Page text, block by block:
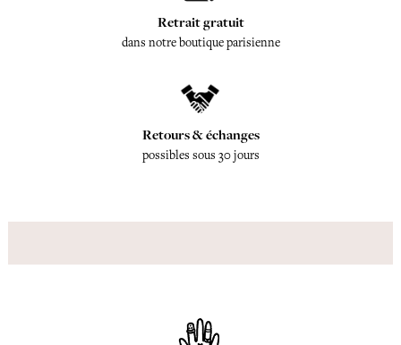
Retrait gratuit
dans notre boutique parisienne
Retours & échanges
possibles sous 30 jours